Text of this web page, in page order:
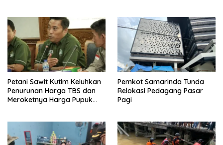
Petani Sawit Kutim Keluhkan
Penurunan Harga TBS dan
Meroketnya Harga Pupuk
Pemkot Samarinda Tunda
Relokasi Pedagang Pasar
Pagi